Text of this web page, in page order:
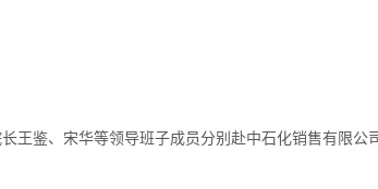
王鉴、宋华等领导班子成员分别赴中石化销售有限公